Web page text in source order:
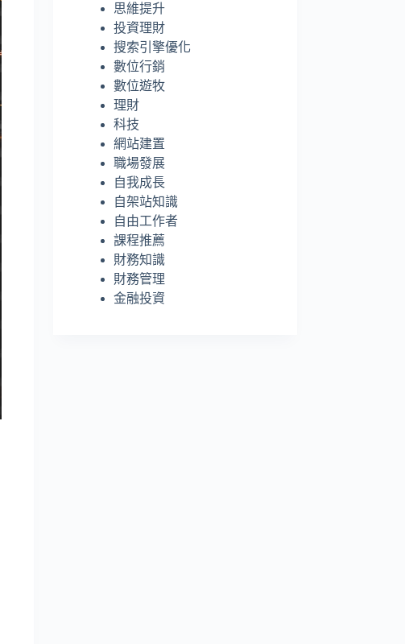
思維提升
投資理財
搜索引擎優化
數位行銷
數位遊牧
理財
科技
網站建置
職場發展
自我成長
自架站知識
自由工作者
課程推薦
財務知識
財務管理
金融投資